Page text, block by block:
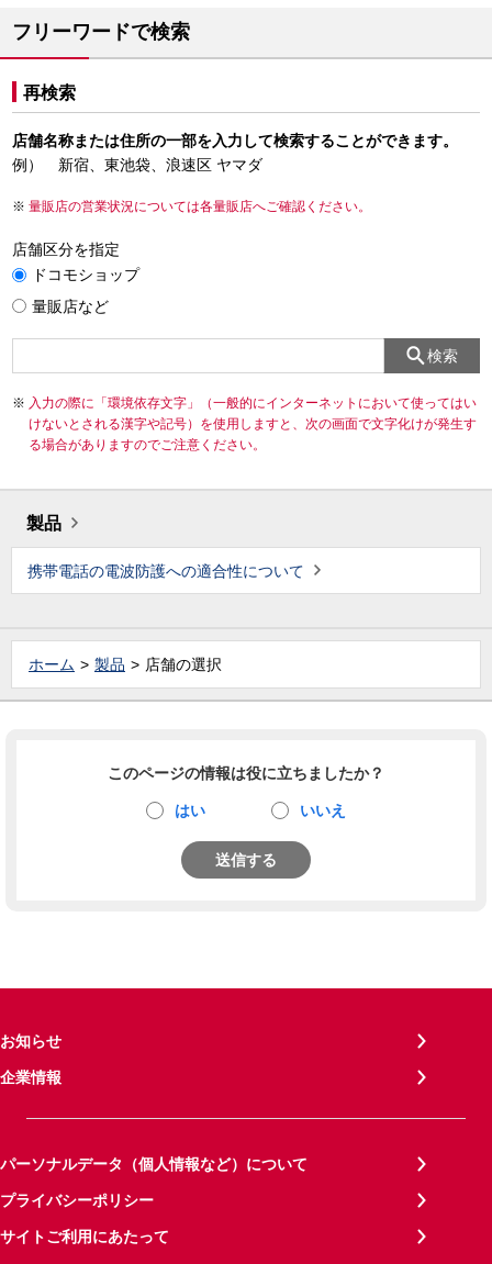
フリーワードで検索
再検索
店舗名称または住所の一部を入力して検索することができます。
例） 新宿、東池袋、浪速区 ヤマダ
量販店の営業状況については各量販店へご確認ください。
店舗区分を指定
ドコモショップ
量販店など
検索
入力の際に「環境依存文字」（一般的にインターネットにおいて使ってはい
けないとされる漢字や記号）を使用しますと、次の画面で文字化けが発生す
る場合がありますのでご注意ください。
製品
携帯電話の電波防護への適合性について
ホーム 製品 店舗の選択
このページの情報は役に立ちましたか？
はい いいえ
送信する
お知らせ
企業情報
パーソナルデータ（個人情報など）について
プライバシーポリシー
サイトご利用にあたって